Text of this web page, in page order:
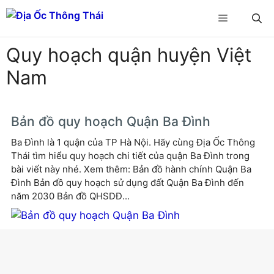
Chuyển
đến
nội
dung
Menu
Quy hoạch quận huyện Việt
Nam
Bản đồ quy hoạch Quận Ba Đình
Ba Đình là 1 quận của TP Hà Nội. Hãy cùng Địa Ốc Thông
Thái tìm hiểu quy hoạch chi tiết của quận Ba Đình trong
bài viết này nhé. Xem thêm: Bản đồ hành chính Quận Ba
Đình Bản đồ quy hoạch sử dụng đất Quận Ba Đình đến
năm 2030 Bản đồ QHSDĐ...